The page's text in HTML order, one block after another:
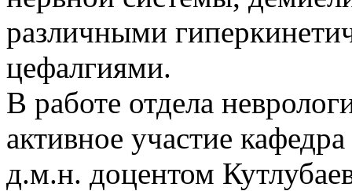
различными
цефалгиями.
В работе отдела
активное участие
д.м.н. доцентом